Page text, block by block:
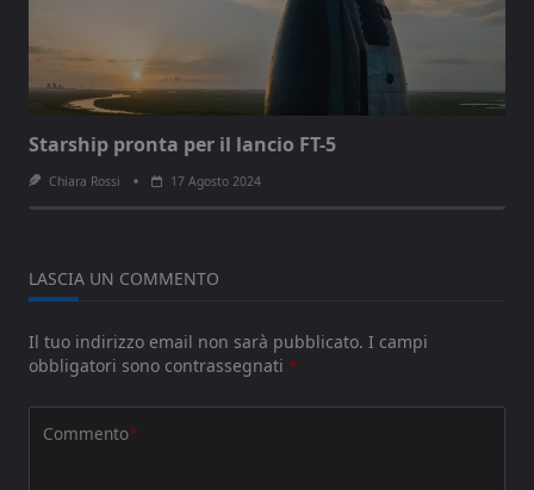
Starship pronta per il lancio FT-5
Chiara Rossi 17 Agosto 2024
LASCIA UN COMMENTO
Il tuo indirizzo email non sarà pubblicato. I campi
obbligatori sono contrassegnati *
Commento*